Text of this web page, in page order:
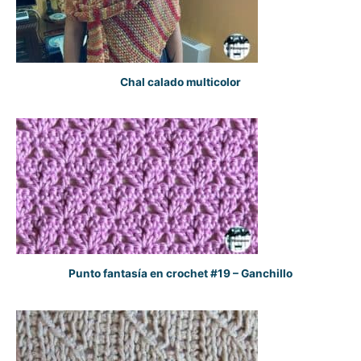
Chal calado multicolor
Punto fantasía en crochet #19 – Ganchillo